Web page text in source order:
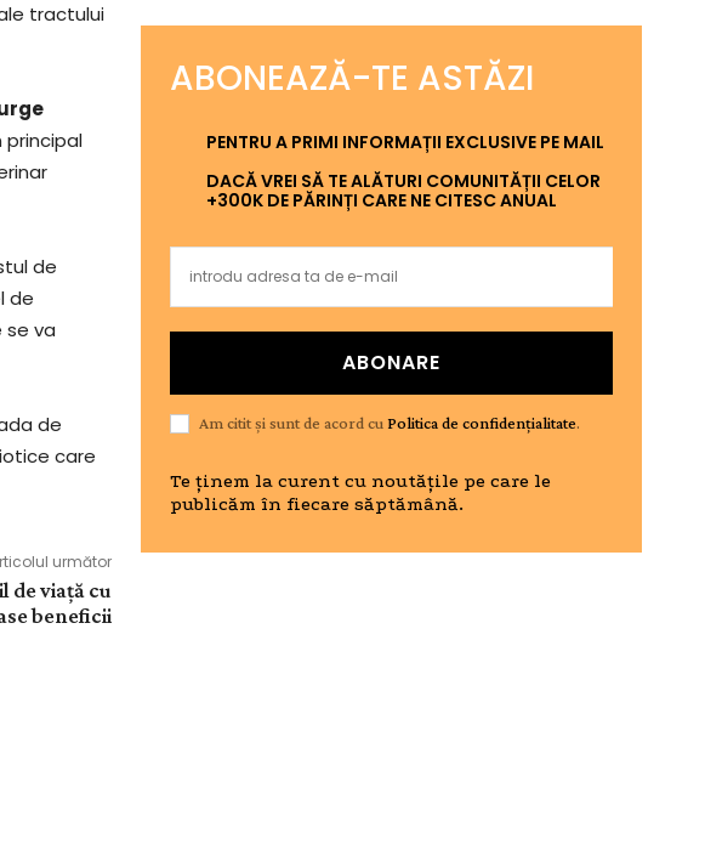
tractului
de
de
va
de
care
următor
de viață cu
beneficii
ABONEAZĂ-TE ASTĂZI
PENTRU A PRIMI INFORMAȚII EXCLUSIVE PE MAIL
DACĂ VREI SĂ TE ALĂTURI COMUNITĂȚII CELOR
+300K DE PĂRINȚI CARE NE CITESC ANUAL
ABONARE
Am citit și sunt de acord cuPolitica de confidențialitate.
Te ținem la curent cu noutățile pe care le
publicăm în fiecare săptămână.